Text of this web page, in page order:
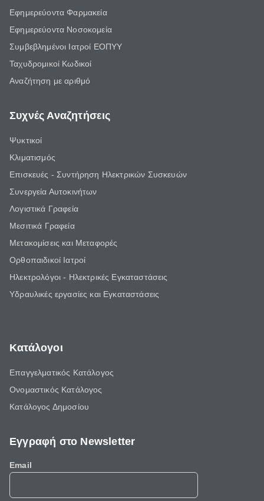
Εφημερεύοντα Φαρμακεία
Εφημερεύοντα Νοσοκομεία
Συμβεβλημένοι Ιατροί ΕΟΠΥΥ
Ταχυδρομικοί Κωδικοί
Αναζήτηση με αριθμό
Συχνές Αναζητήσεις
Ψυκτικοί
Κλιματισμός
Επισκευές - Συντήρηση Ηλεκτρικών Συσκευών
Συνεργεία Αυτοκινήτων
Λογιστικά Γραφεία
Μεσιτικά Γραφεία
Μετακομίσεις και Μεταφορές
Ορθοπαιδικοί Ιατροί
Ηλεκτρολόγοι - Ηλεκτρικές Εγκαταστάσεις
Υδραυλικές εργασίες και Εγκαταστάσεις
Κατάλογοι
Επαγγελματικός Κατάλογος
Ονομαστικός Κατάλογος
Κατάλογος Δημοσίου
Εγγραφή στο Newsletter
Email